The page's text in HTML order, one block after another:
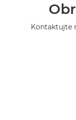
Kontaktujte